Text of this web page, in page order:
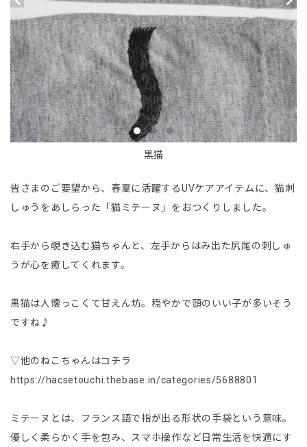
黒猫
皆さまのご要望から、春夏に活躍するUVケアアイテムに、猫刺
しゅうをあしらった「猫ミテーヌ」をおつくりしました。
右手から覗き込む猫ちゃんと、左手からはみ出た尻尾の刺しゅ
うが心を癒してくれます。
黒猫は人懐っこくて甘えん坊。穏やかで頭のいい子が多いそう
ですね♪
▽他のねこちゃんはコチラ
https://hacsetouchi.thebase.in/categories/5688801
ミテーヌとは、フランス語で指が出る形状の手袋という意味。
優しく柔らかく手を包み、スマホ操作など日常生活を快適にす